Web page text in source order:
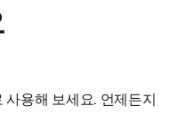
사용해 보세요. 언제든지